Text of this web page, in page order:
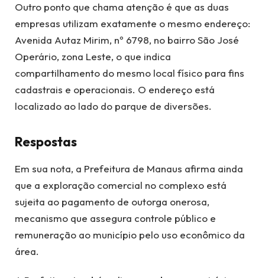
Outro ponto que chama atenção é que as duas
empresas utilizam exatamente o mesmo endereço:
Avenida Autaz Mirim, nº 6798, no bairro São José
Operário, zona Leste, o que indica
compartilhamento do mesmo local físico para fins
cadastrais e operacionais. O endereço está
localizado ao lado do parque de diversões.
Respostas
Em sua nota, a Prefeitura de Manaus afirma ainda
que a exploração comercial no complexo está
sujeita ao pagamento de outorga onerosa,
mecanismo que assegura controle público e
remuneração ao município pelo uso econômico da
área.